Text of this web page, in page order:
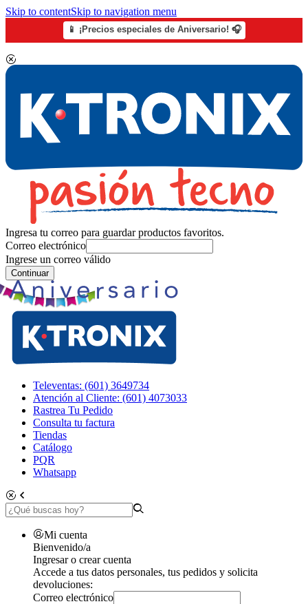
Skip to contentSkip to navigation menu
📱 ¡Precios especiales de Aniversario! 🎧
Ingresa tu correo para guardar productos favoritos.
Correo electrónico
Ingrese un correo válido
Continuar
Televentas: (601) 3649734
Atención al Cliente: (601) 4073033
Rastrea Tu Pedido
Consulta tu factura
Tiendas
Catálogo
PQR
Whatsapp
Mi cuenta
Bienvenido/a
Ingresar o crear cuenta
Accede a tus datos personales, tus pedidos y solicita
devoluciones:
Correo electrónico